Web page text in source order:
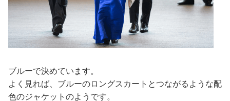
ブルーで決めています。
よく見れば、ブルーのロングスカートとつながるような配
色のジャケットのようです。